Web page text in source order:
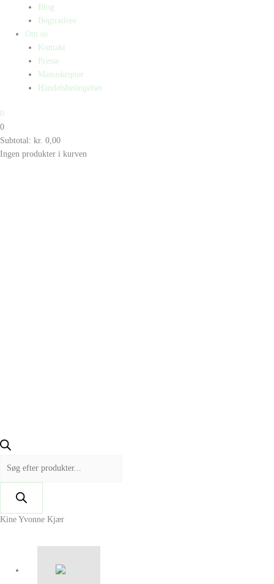
Blog
Bogtrailere
Om os
Kontakt
Presse
Manuskripter
Handelsbetingelser
0
0
Subtotal: kr. 0,00
Ingen produkter i kurven
Kine Yvonne Kjær